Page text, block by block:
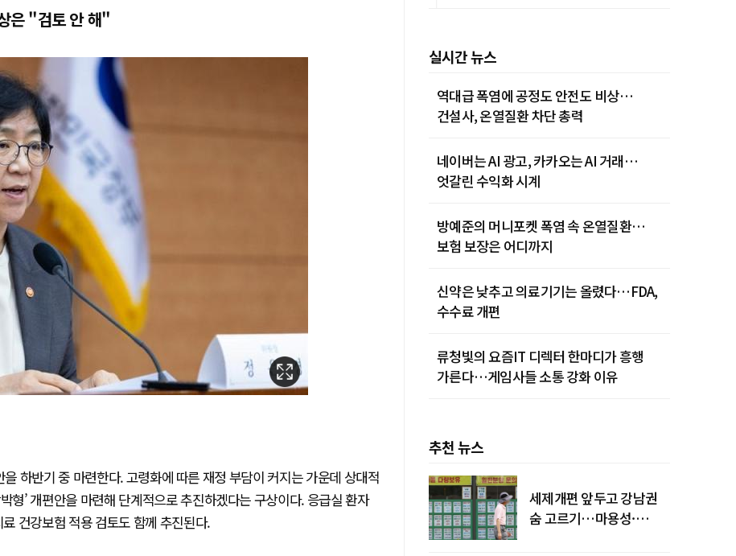
은 "검토 안 해"
하반기 중 마련한다. 고령화에 따른 재정 부담이 커지는 가운데 상대적
형’ 개편안을 마련해 단계적으로 추진하겠다는 구상이다. 응급실 환자
건강보험 적용 검토도 함께 추진된다.
실시간 뉴스
역대급 폭염에 공정도 안전도 비상…
건설사, 온열질환 차단 총력
네이버는 AI 광고, 카카오는 AI 거래…
엇갈린 수익화 시계
방예준의 머니포켓 폭염 속 온열질환…
보험 보장은 어디까지
신약은 낮추고 의료기기는 올렸다…FDA,
수수료 개편
류청빛의 요즘IT 디렉터 한마디가 흥행
가른다…게임사들 소통 강화 이유
추천 뉴스
세제개편 앞두고 강남권
숨 고르기…마용성·